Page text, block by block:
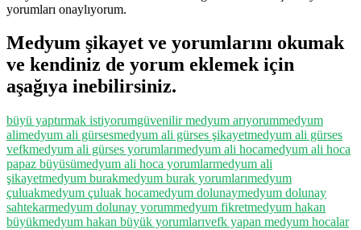
yorumları onaylıyorum.
Medyum şikayet ve yorumlarını okumak
ve kendiniz de yorum eklemek için
aşağıya inebilirsiniz.
büyü yaptırmak istiyorumgüvenilir medyum arıyorummedyum
alimedyum ali gürsesmedyum ali gürses şikayetmedyum ali gürses
vefkmedyum ali gürses yorumlarımedyum ali hocamedyum ali hoca
papaz büyüsümedyum ali hoca yorumlarmedyum ali
şikayetmedyum burakmedyum burak yorumlarımedyum
çuluakmedyum çuluak hocamedyum dolunaymedyum dolunay
sahtekarmedyum dolunay yorummedyum fikretmedyum hakan
büyükmedyum hakan büyük yorumlarıvefk yapan medyum hocalar